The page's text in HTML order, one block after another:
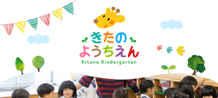
を